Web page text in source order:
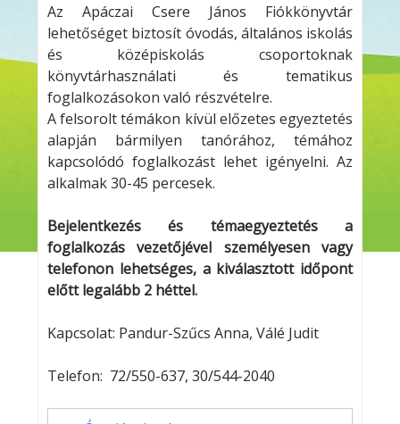
Az Apáczai Csere János Fiókkönyvtár
lehetőséget biztosít óvodás, általános iskolás
és középiskolás csoportoknak
könyvtárhasználati és tematikus
foglalkozásokon való részvételre.
A felsorolt témákon kívül előzetes egyeztetés
alapján bármilyen tanórához, témához
kapcsolódó foglalkozást lehet igényelni. Az
alkalmak 30-45 percesek.
Bejelentkezés és témaegyeztetés a
foglalkozás vezetőjével személyesen vagy
telefonon lehetséges, a kiválasztott időpont
előtt legalább 2 héttel.
Kapcsolat: Pandur-Szűcs Anna, Válé Judit
Telefon: 72/550-637, 30/544-2040